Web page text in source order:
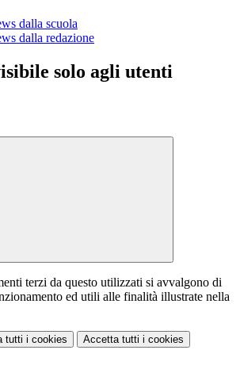
dalla scuola
dalla redazione
solo agli utenti
terzi da questo utilizzati si avvalgono di
ed utili alle finalità illustrate nella
tutti i cookies Accetta tutti i cookies